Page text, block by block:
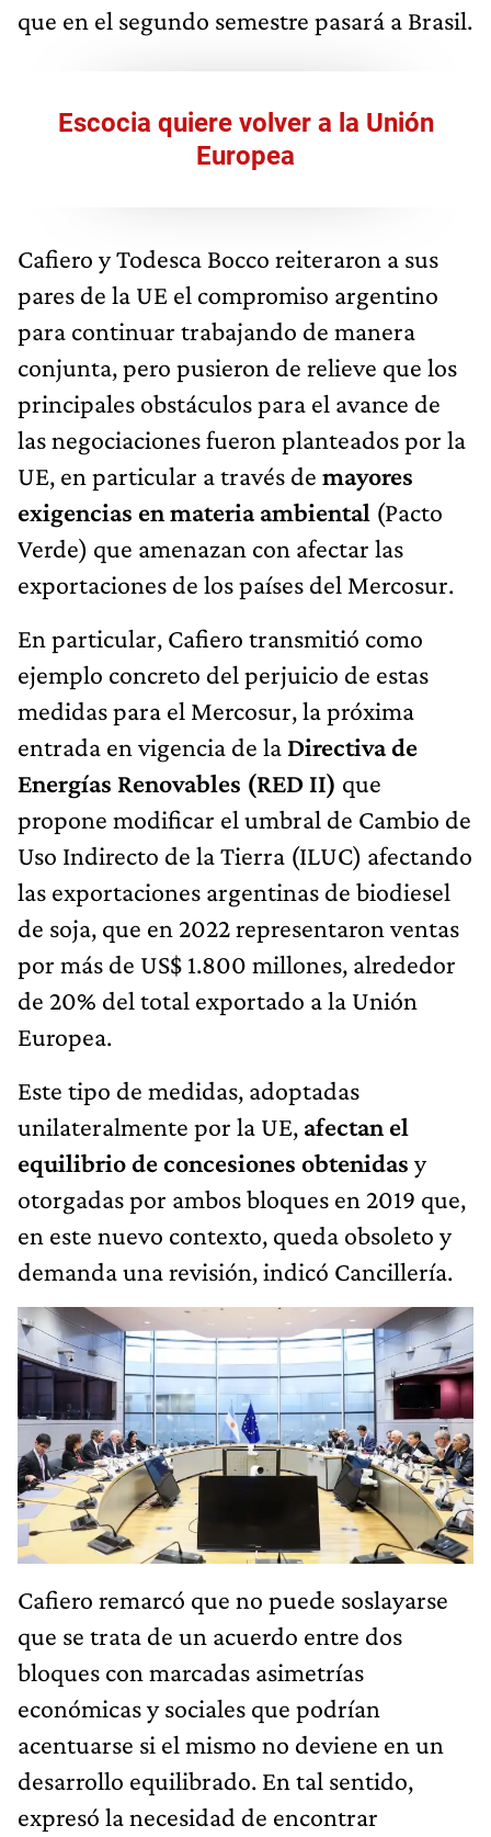
que en el segundo semestre pasará a Brasil.
Escocia quiere volver a la Unión
Europea
Cafiero y Todesca Bocco reiteraron a sus
pares de la UE el compromiso argentino
para continuar trabajando de manera
conjunta, pero pusieron de relieve que los
principales obstáculos para el avance de
las negociaciones fueron planteados por la
UE, en particular a través de mayores
exigencias en materia ambiental (Pacto
Verde) que amenazan con afectar las
exportaciones de los países del Mercosur.
En particular, Cafiero transmitió como
ejemplo concreto del perjuicio de estas
medidas para el Mercosur, la próxima
entrada en vigencia de la Directiva de
Energías Renovables (RED II) que
propone modificar el umbral de Cambio de
Uso Indirecto de la Tierra (ILUC) afectando
las exportaciones argentinas de biodiesel
de soja, que en 2022 representaron ventas
por más de US$ 1.800 millones, alrededor
de 20% del total exportado a la Unión
Europea.
Este tipo de medidas, adoptadas
unilateralmente por la UE, afectan el
equilibrio de concesiones obtenidas y
otorgadas por ambos bloques en 2019 que,
en este nuevo contexto, queda obsoleto y
demanda una revisión, indicó Cancillería.
Cafiero remarcó que no puede soslayarse
que se trata de un acuerdo entre dos
bloques con marcadas asimetrías
económicas y sociales que podrían
acentuarse si el mismo no deviene en un
desarrollo equilibrado. En tal sentido,
expresó la necesidad de encontrar